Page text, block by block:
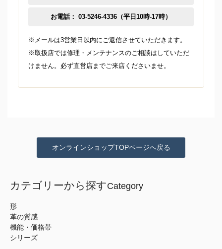
お電話： 03-5246-4336（平日10時-17時）
※メールは3営業日以内にご返信させていただきます。
※取扱店では修理・メンテナンスのご相談はしていただ
けません。必ず直営店までご来店くださいませ。
オンラインショップTOPページへ戻る
カテゴリーから探すCategory
形
革の質感
機能・価格帯
シリーズ